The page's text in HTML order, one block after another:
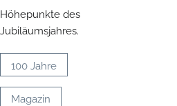
Höhepunkte des
Jubiläumsjahres.
100 Jahre
Magazin